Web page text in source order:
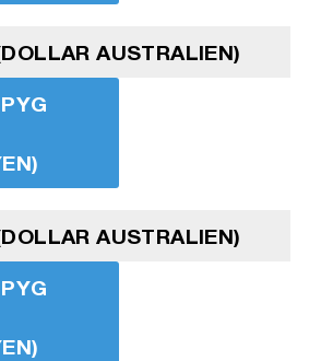
AUSTRALIEN)
AUSTRALIEN)